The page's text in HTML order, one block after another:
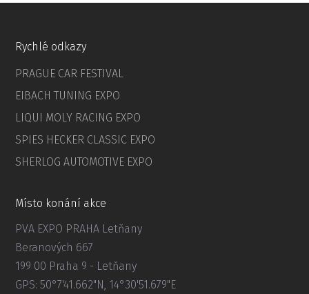
Rychlé odkazy
PRAGUE CAR FESTIVAL
EIBACH TUNING EXPO
LIQUI MOLY RACING EXPO
SPIES HECKER CLASSIC EXPO
SHERLOG AUTOMOTIVE EXPO
Místo konání akce
PVA EXPO PRAHA Letňany
Beranových 667
199 00 Praha 9 - Letňany
GPS: 50°7'41.662"N, 14°30'51.679"E